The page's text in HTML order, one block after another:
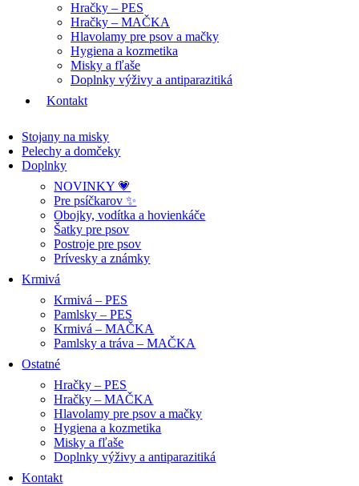
Hračky – PES
Hračky – MAČKA
Hlavolamy pre psov a mačky
Hygiena a kozmetika
Misky a fľaše
Doplnky výživy a antiparazitiká
Kontakt
Stojany na misky
Pelechy a domčeky
Doplnky
NOVINKY 💗
Pre psíčkarov ✨
Obojky, vodítka a hovienkáče
Šatky pre psov
Postroje pre psov
Prívesky a známky
Krmivá
Krmivá – PES
Pamlsky – PES
Krmivá – MAČKA
Pamlsky a tráva – MAČKA
Ostatné
Hračky – PES
Hračky – MAČKA
Hlavolamy pre psov a mačky
Hygiena a kozmetika
Misky a fľaše
Doplnky výživy a antiparazitiká
Kontakt